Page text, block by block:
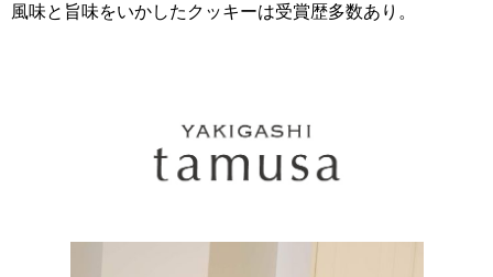
風味と旨味をいかしたクッキーは受賞歴多数あり。